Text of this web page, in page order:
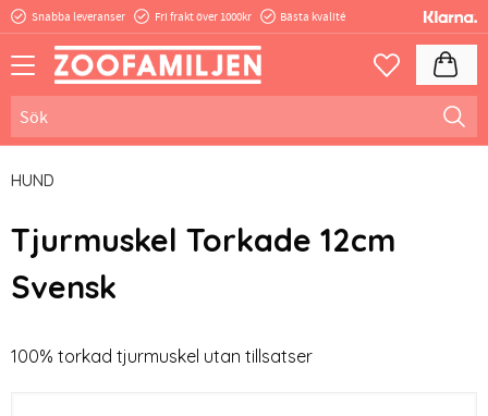
Snabba leveranser Fri frakt över 1000kr Bästa kvalité
Favoriter
HUND
Tjurmuskel Torkade 12cm
Svensk
100% torkad tjurmuskel utan tillsatser